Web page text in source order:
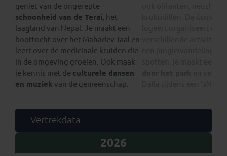
geniet van de ongerepte
schoonheid van de Terai, het
laagland van Nepal. Je maakt een
boottocht over het Mahadev Taal en
leert over de medicinale kruiden die
in de omgeving groeien. Ook maak
je kennis met de culturele dansen
en muziek van de gemeenschap.
Vertrekdata
2026